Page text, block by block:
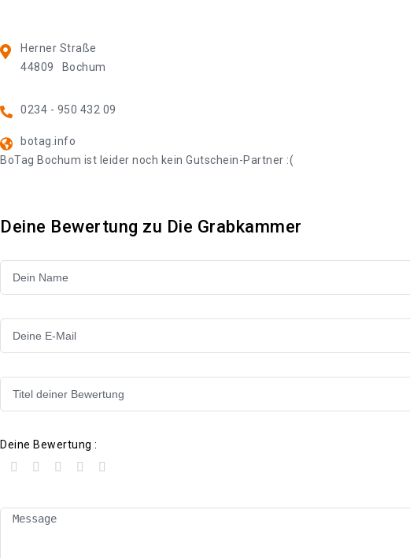
Herner Straße
44809
Bochum
0234 - 950 432 09
botag.info
BoTag Bochum ist leider noch kein Gutschein-Partner :(
Deine Bewertung zu Die Grabkammer
Deine Bewertung :